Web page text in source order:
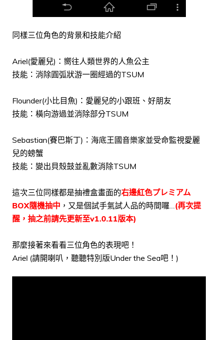
同樣三位角色的背景和技能介紹
Ariel(愛麗兒)：嚮往人類世界的人魚公主
技能：消除圓弧狀游一圈經過的TSUM
Flounder(小比目魚)：愛麗兒的小跟班、好朋友
技能：橫向游過並消除部分TSUM
Sebastian(賽巴斯丁)：海底王國音樂家並受命監視愛麗
兒的螃蟹
技能：變出貝殼鼓並亂數消除TSUM
這次三位同樣都是抽禮盒畫面的右邊紅色プレミアム
BOX隨機抽中 ，又是個試手氣試人品的時間囉… (再次提
醒，抽之前請先更新至v1.0.11版本)
那麼接著來看看三位角色的表現吧！
Ariel (請開喇叭，聽聽特別版Under the Sea吧！)